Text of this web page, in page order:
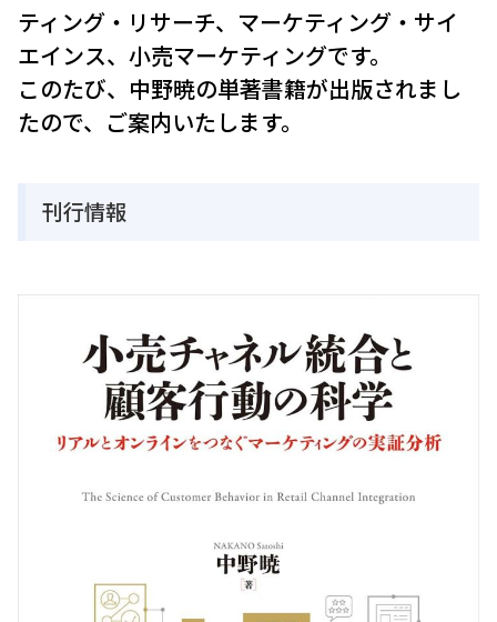
ティング・リサーチ、マーケティング・サイ
エインス、小売マーケティングです。
このたび、中野暁の単著書籍が出版されまし
たので、ご案内いたします。
刊行情報